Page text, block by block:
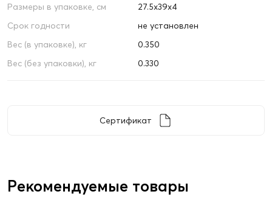
Размеры в упаковке, см
27.5х39х4
Срок годности
не установлен
Вес (в упаковке), кг
0.350
Вес (без упаковки), кг
0.330
Сертификат
Рекомендуемые товары